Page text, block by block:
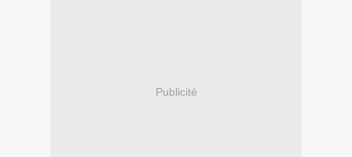
Publicité